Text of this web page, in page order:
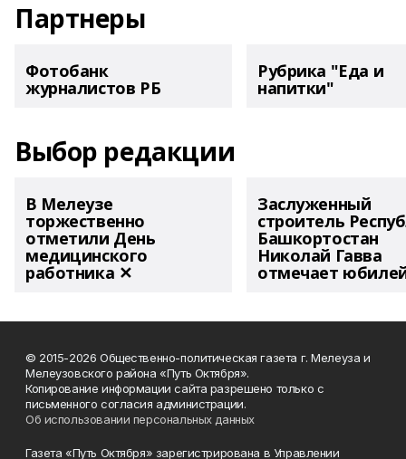
Партнеры
Фотобанк
журналистов РБ
Рубрика "Еда и
напитки"
Выбор редакции
В Мелеузе
торжественно
отметили День
медицинского
работника ✕
Заслуженный
строитель
Башкортостан
Николай Гавва
отмечает
© 2015-2026 Общественно-политическая газета г. Мелеуза и
Мелеузовского района «Путь Октября».
Копирование информации сайта разрешено только с
письменного согласия администрации.
Об использовании персональных данных
Газета «Путь Октября» зарегистрирована в Управлении